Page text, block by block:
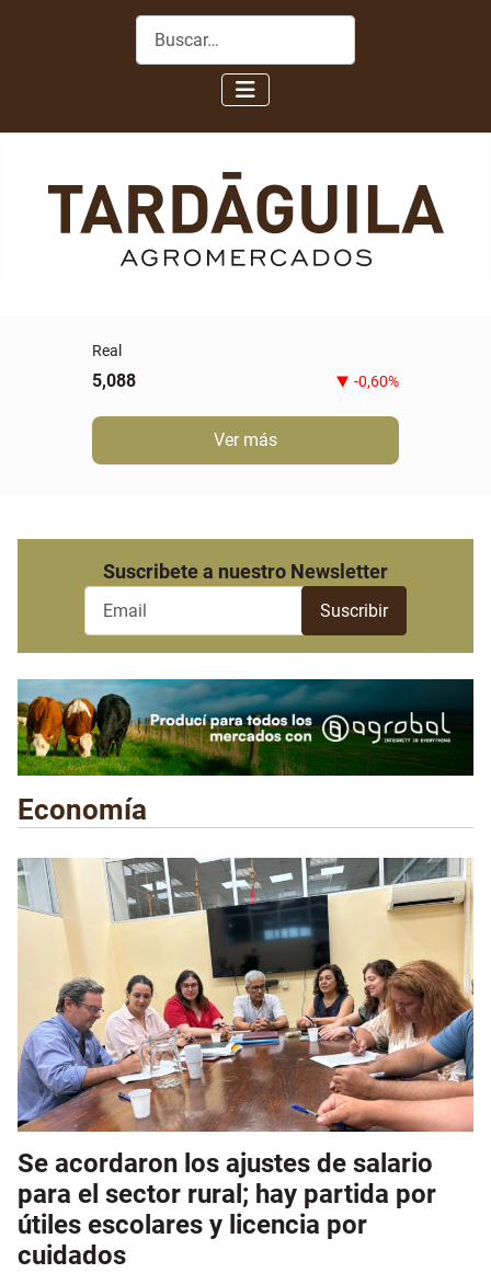
Buscar
Novillo gordo especial
5,80 0,00%
Ver más
Suscribete a nuestro Newsletter
Economía
Se acordaron los ajustes de salario
para el sector rural; hay partida por
útiles escolares y licencia por
cuidados